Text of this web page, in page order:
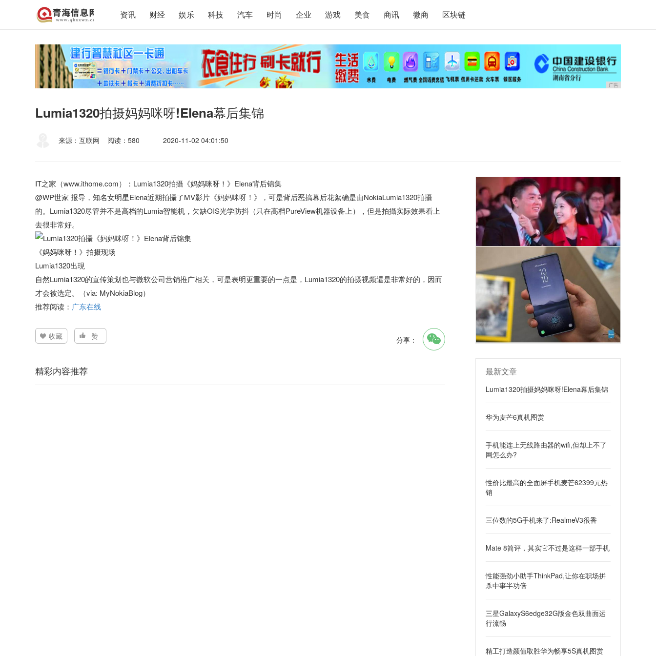
资讯 财经 娱乐 科技 汽车 时尚 企业 游戏 美食 商讯 微商 区块链
广告
Lumia1320拍摄妈妈咪呀!Elena幕后集锦
来源：互联网 阅读：580 2020-11-02 04:01:50
IT之家（www.ithome.com）：Lumia1320拍攝《妈妈咪呀！》Elena背后锦集
@WP世家 报导，知名女明星Elena近期拍攝了MV影片《妈妈咪呀！》，可是背后恶搞幕后花絮确是由NokiaLumia1320拍攝
的。Lumia1320尽管并不是高档的Lumia智能机，欠缺OIS光学防抖（只在高档PureView机器设备上），但是拍攝实际效果看上
去很非常好。
《妈妈咪呀！》拍摄现场
Lumia1320出現
自然Lumia1320的宣传策划也与微软公司营销推广相关，可是表明更重要的一点是，Lumia1320的拍摄视频還是非常好的，因而
才会被选定。（via: MyNokiaBlog）
推荐阅读： 广东在线
收藏 赞 分享：
精彩内容推荐 最新文章
Lumia1320拍摄妈妈咪呀!Elena幕后集锦
华为麦芒6真机图赏
手机能连上无线路由器的wifi,但却上不了
网怎么办?
性价比最高的全面屏手机麦芒62399元热
销
三位数的5G手机来了:RealmeV3很香
Mate 8简评，其实它不过是这样一部手机
性能强劲小助手ThinkPad,让你在职场拼
杀中事半功倍
三星GalaxyS6edge32G版金色双曲面运
行流畅
精工打造颜值取胜华为畅享5S真机图赏